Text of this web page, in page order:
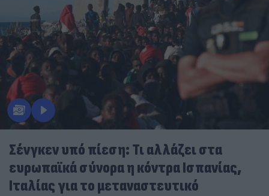
Σένγκεν υπό πίεση: Τι αλλάζει στα
ευρωπαϊκά σύνορα η κόντρα Ισπανίας,
Ιταλίας για το μεταναστευτικό